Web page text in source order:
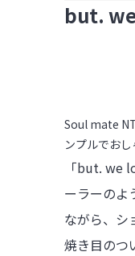
but.
Soul mate
ンプルでお
「but. we
ーラーのよ
ながら、シ
焼き目のつ